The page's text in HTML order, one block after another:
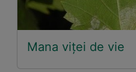
Mana viței de vie